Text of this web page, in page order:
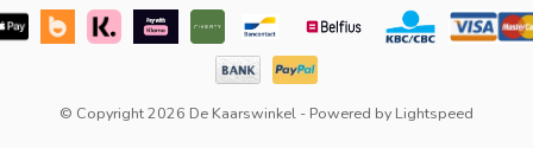
© Copyright 2026 De Kaarswinkel - Powered by Lightspeed